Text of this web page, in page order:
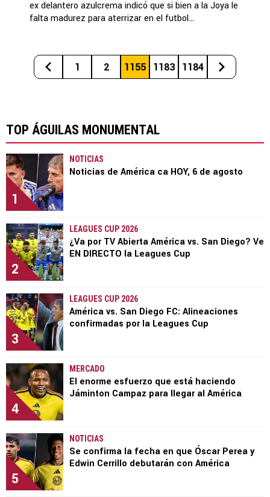
ex delantero azulcrema indicó que si bien a la Joya le
falta madurez para aterrizar en el futbol...
1 2 1155 1183 1184
TOP ÁGUILAS MONUMENTAL
1
NOTICIAS
Noticias de América ca HOY, 6 de agosto
2
LEAGUES CUP 2026
¿Va por TV Abierta América vs. San Diego? Ve
EN DIRECTO la Leagues Cup
3
LEAGUES CUP 2026
América vs. San Diego FC: Alineaciones
confirmadas por la Leagues Cup
4
MERCADO
El enorme esfuerzo que está haciendo
Jáminton Campaz para llegar al América
5
NOTICIAS
Se confirma la fecha en que Óscar Perea y
Edwin Cerrillo debutarán con América